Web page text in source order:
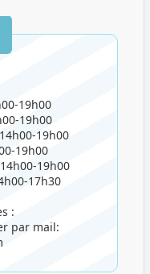
19h00
19h00
19h00
19h00
19h00
17h30
:
par mail: